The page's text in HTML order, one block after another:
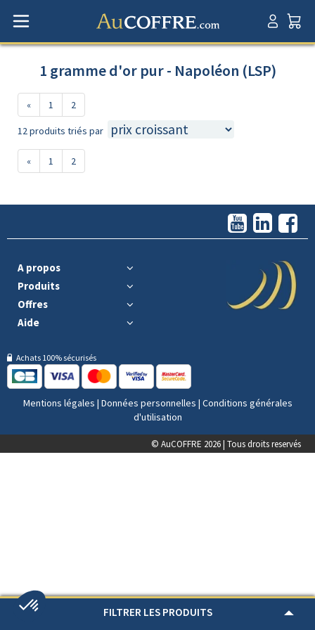
FILTRER LES PRODUITS
1 gramme d'or pur - Napoléon (LSP)
« 1 2
12 produits triés par
« 1 2
A propos
Produits
Offres
Aide
Achats 100% sécurisés
Mentions légales | Données personnelles | Conditions générales
d'utilisation
© AuCOFFRE 2026 | Tous droits reservés